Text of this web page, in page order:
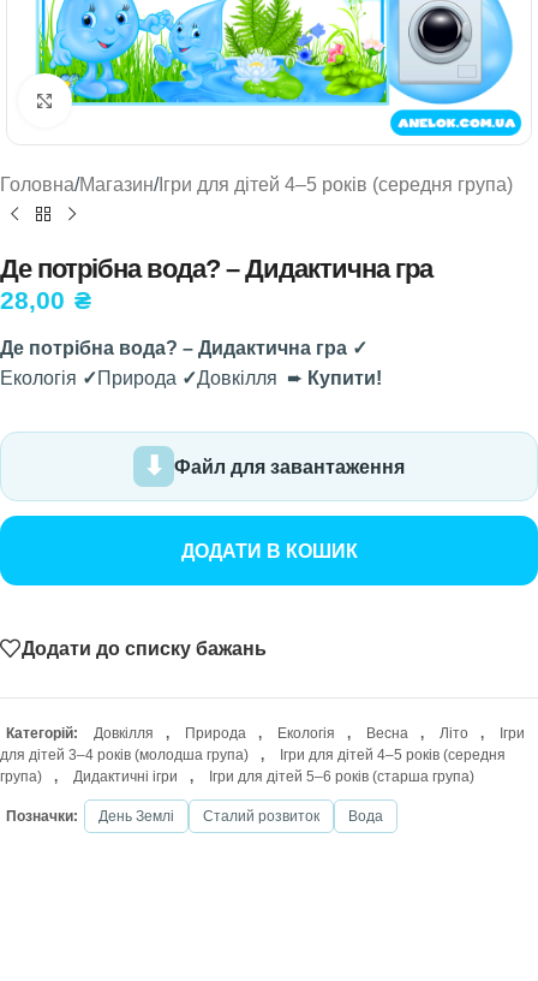
Натисніть, щоб збільшити
Головна/Магазин/Ігри для дітей 4–5 років (середня група)
Де потрібна вода? – Дидактична гра
28,00 ₴
Де потрібна вода? – Дидактична гра ✓
Екологія ✓Природа ✓Довкілля ➨ Купити!
Файл для завантаження
ДОДАТИ В КОШИК
Додати до списку бажань
Категорій: Довкілля , Природа , Екологія , Весна , Літо ,
Ігри
для дітей 3–4 років (молодша група)
,
Ігри для дітей 4–5 років (середня
група)
, Дидактичні ігри , Ігри для дітей 5–6 років (старша група)
Позначки: День Землі Сталий розвиток Вода